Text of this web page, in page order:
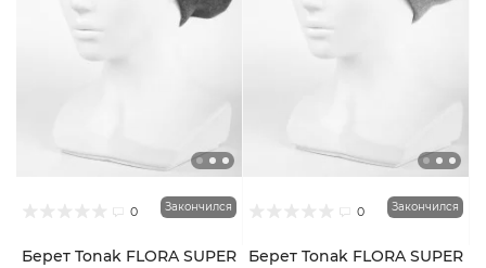
0 Закончился
Берет Tonak FLORA SUPER
0 Закончился
Берет Tonak FLORA SUPER